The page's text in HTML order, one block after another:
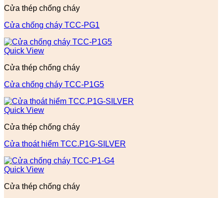
Cửa thép chống cháy
Cửa chống cháy TCC-PG1
Quick View
Cửa thép chống cháy
Cửa chống cháy TCC-P1G5
Quick View
Cửa thép chống cháy
Cửa thoát hiểm TCC.P1G-SILVER
Quick View
Cửa thép chống cháy